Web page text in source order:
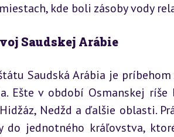
kde boli zásoby vody
Saudskej Arábie
Saudská Arábia je
Ešte v období Osmanskej ríše
Nedžd a ďalšie oblasti.
jednotného kráľovstva,